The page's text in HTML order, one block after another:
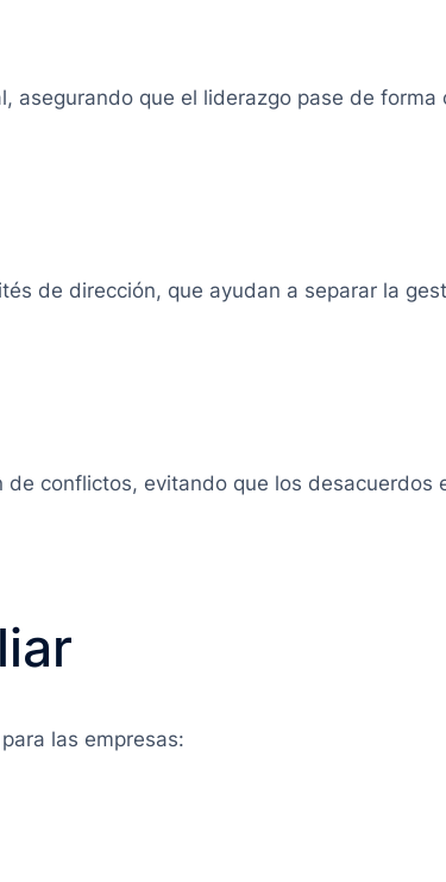
asegurando que el liderazgo pase de forma
de dirección, que ayudan a separar la
conflictos, evitando que los desacuerdos
las empresas: